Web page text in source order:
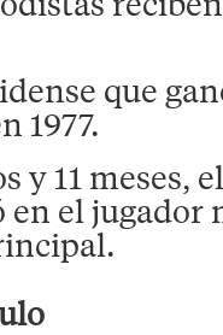
que
1977.
y 11 meses,
el jugador